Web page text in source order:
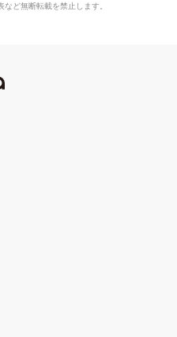
ど無断転載を禁止します。